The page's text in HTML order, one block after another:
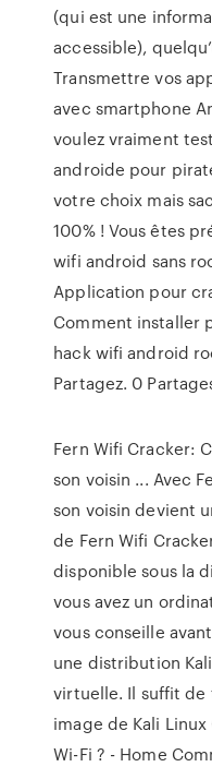
(qui est une
accessible),
Transmettre vos
avec smartphone
voulez vraiment
androide pour
votre choix mais
100% ! Vous êtes
wifi android sans
Application pour
Comment installer
hack wifi android
Partagez. 0
Fern Wifi Cracker:
son voisin ... Avec
son voisin devient
de Fern Wifi
disponible sous la
vous avez un
vous conseille
une distribution
virtuelle. Il suffit de
image de Kali
Wi-Fi ? - Home